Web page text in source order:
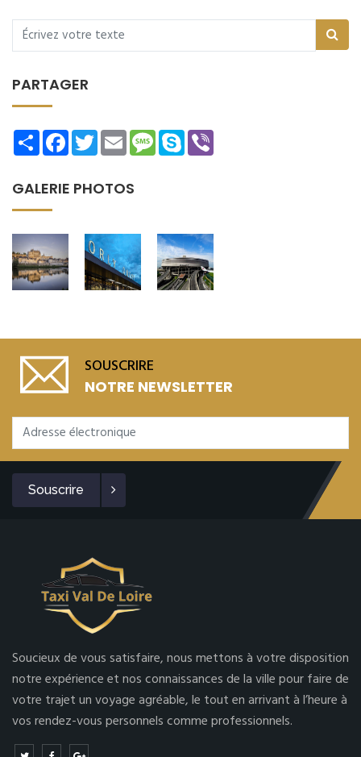
PARTAGER
ShareFacebookTwitterEmailMessage
Skype
GALERIE PHOTOS
SOUSCRIRE
NOTRE NEWSLETTER
Souscrire
Soucieux de vous satisfaire, nous mettons à votre disposition
notre expérience et nos connaissances de la ville pour faire de
votre trajet un voyage agréable, le tout en arrivant à l’heure à
vos rendez-vous personnels comme professionnels.